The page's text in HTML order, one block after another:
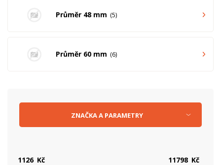
Průměr 48 mm 5
Průměr 60 mm 6
Kč Kč
ZNAČKAA PARAMETRY